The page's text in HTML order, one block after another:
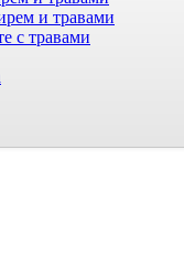
и травами
с травами